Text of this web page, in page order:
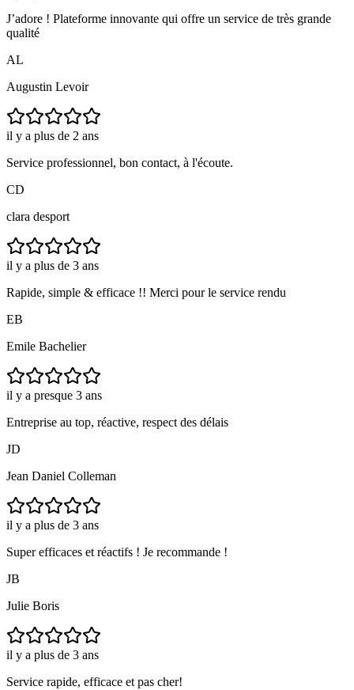
J’adore ! Plateforme innovante qui offre un service de très grande
qualité
AL
Augustin Levoir
il y a plus de 2 ans
Service professionnel, bon contact, à l'écoute.
CD
clara desport
il y a plus de 3 ans
Rapide, simple & efficace !! Merci pour le service rendu
EB
Emile Bachelier
il y a presque 3 ans
Entreprise au top, réactive, respect des délais
JD
Jean Daniel Colleman
il y a plus de 3 ans
Super efficaces et réactifs ! Je recommande !
JB
Julie Boris
il y a plus de 3 ans
Service rapide, efficace et pas cher!